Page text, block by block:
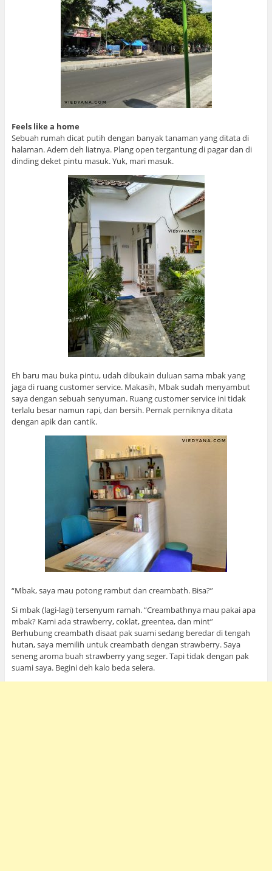
Feels like a home
Sebuah rumah dicat putih dengan banyak tanaman yang ditata di
halaman. Adem deh liatnya. Plang open tergantung di pagar dan di
dinding deket pintu masuk. Yuk, mari masuk.
Eh baru mau buka pintu, udah dibukain duluan sama mbak yang
jaga di ruang customer service. Makasih, Mbak sudah menyambut
saya dengan sebuah senyuman. Ruang customer service ini tidak
terlalu besar namun rapi, dan bersih. Pernak perniknya ditata
dengan apik dan cantik.
“Mbak, saya mau potong rambut dan creambath. Bisa?”
Si mbak (lagi-lagi) tersenyum ramah. “Creambathnya mau pakai apa
mbak? Kami ada strawberry, coklat, greentea, dan mint”
Berhubung creambath disaat pak suami sedang beredar di tengah
hutan, saya memilih untuk creambath dengan strawberry. Saya
seneng aroma buah strawberry yang seger. Tapi tidak dengan pak
suami saya. Begini deh kalo beda selera.